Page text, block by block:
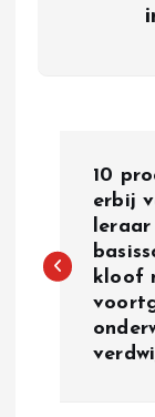
s
10
erbij
leraar
kloof